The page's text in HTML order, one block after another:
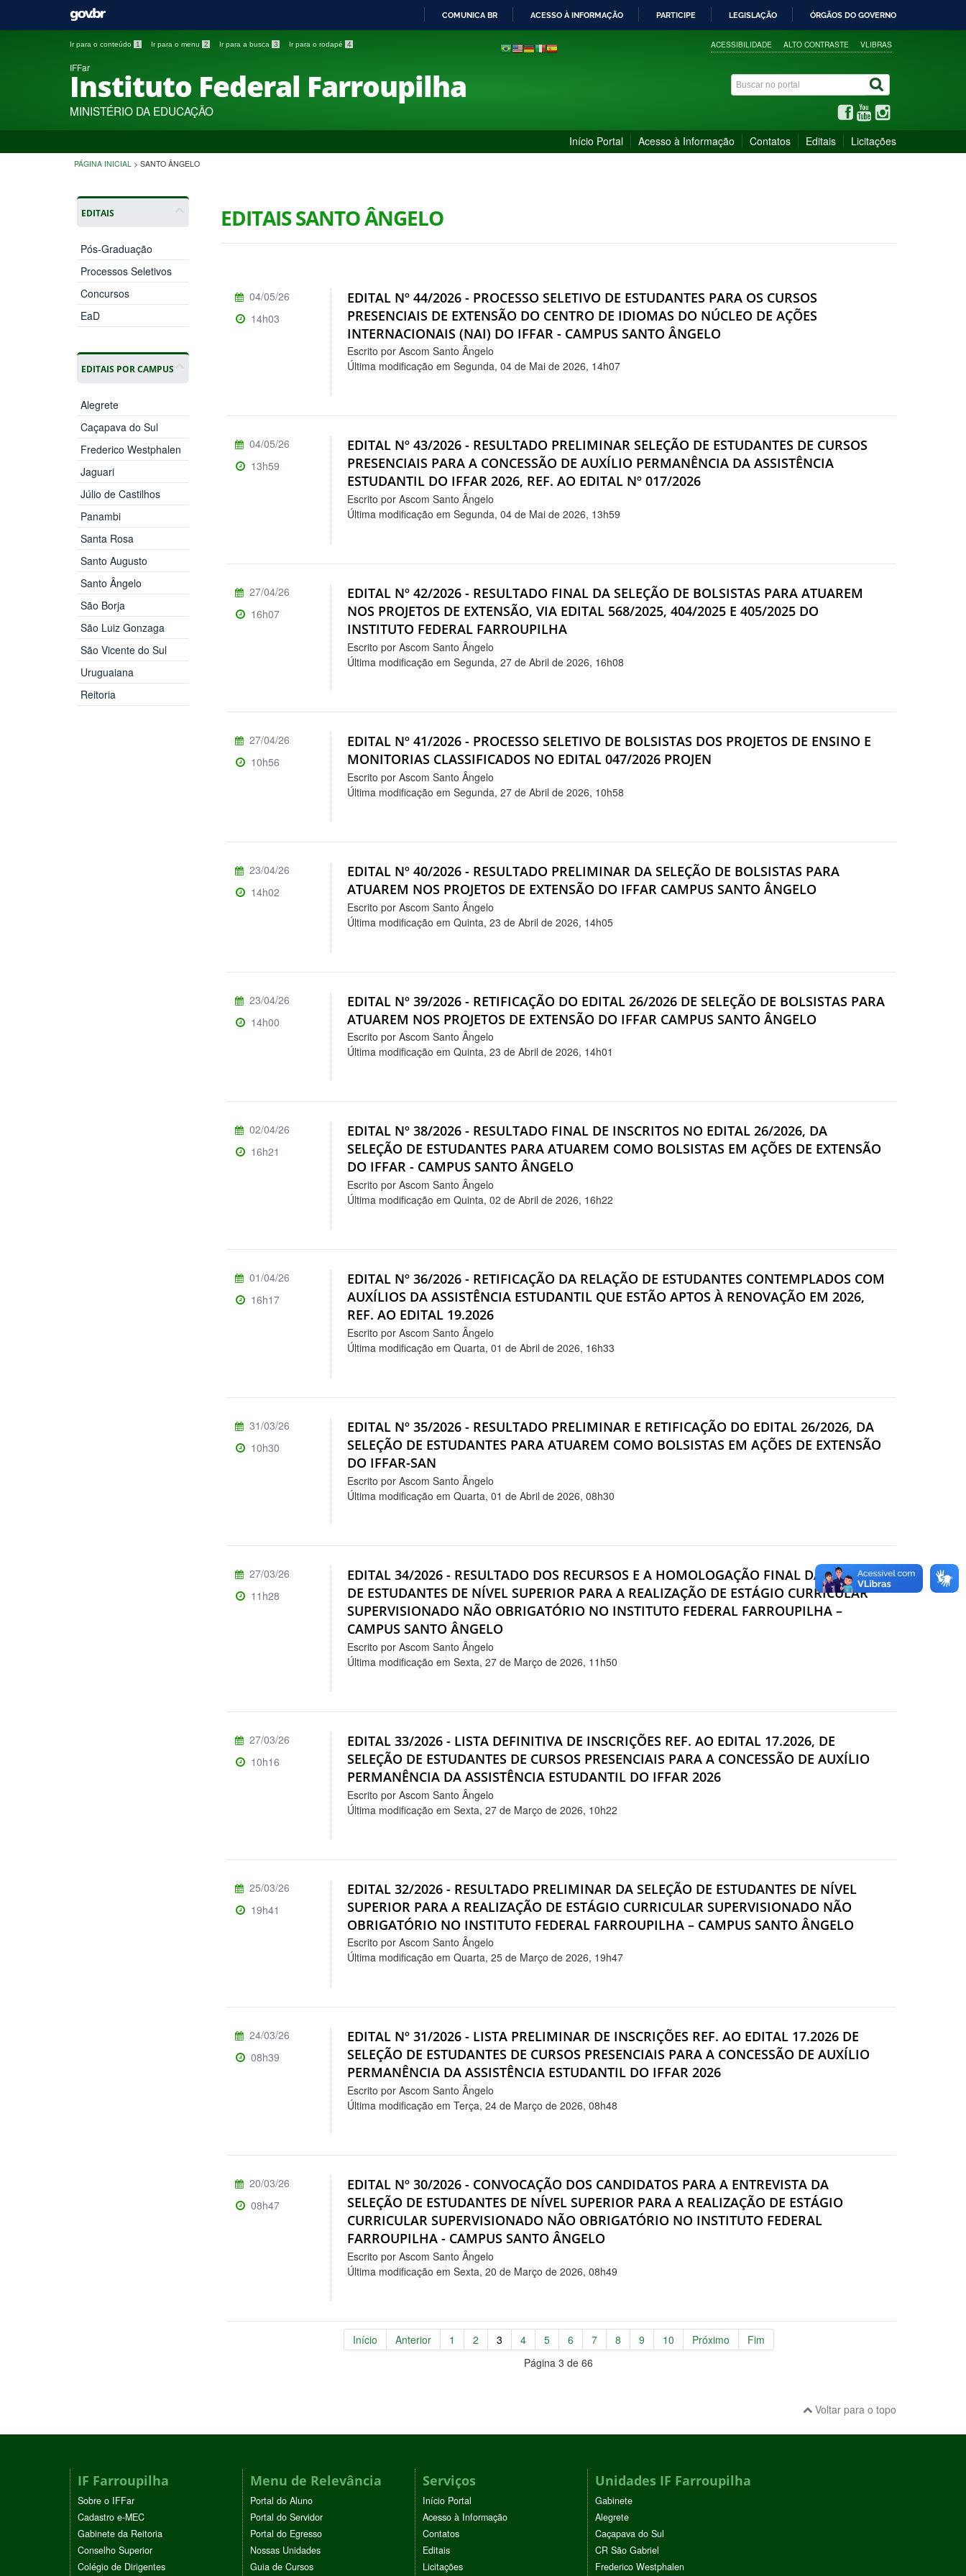
PARA
COMUNICA BR ACESSO À INFORMAÇÃO PARTICIPE LEGISLAÇÃO ÓRGÃOS DO GOVERNO
Ir para o conteúdo 1 Ir para o menu 2 Ir para a busca 3 Ir para o rodapé 4 ACESSIBILIDADE ALTO CONTRASTE VLIBRAS
IFFar
Instituto Federal Farroupilha
MINISTÉRIO DA EDUCAÇÃO
Início Portal Acesso à Informação Contatos Editais Licitações
PÁGINA INICIAL > SANTO ÂNGELO
EDITAIS
Pós-Graduação
Processos Seletivos
Concursos
EaD
EDITAIS POR CAMPUS
Alegrete
Caçapava do Sul
Frederico Westphalen
Jaguari
Júlio de Castilhos
Panambi
Santa Rosa
Santo Augusto
Santo Ângelo
São Borja
São Luiz Gonzaga
São Vicente do Sul
Uruguaiana
Reitoria
EDITAIS SANTO ÂNGELO
EDITAL Nº 44/2026 - PROCESSO SELETIVO DE ESTUDANTES PARA OS CURSOS
PRESENCIAIS DE EXTENSÃO DO CENTRO DE IDIOMAS DO NÚCLEO DE AÇÕES
INTERNACIONAIS (NAI) DO IFFAR - CAMPUS SANTO ÂNGELO
Escrito por Ascom Santo Ângelo
Última modificação em Segunda, 04 de Mai de 2026, 14h07
04/05/26
14h03
EDITAL Nº 43/2026 - RESULTADO PRELIMINAR SELEÇÃO DE ESTUDANTES DE CURSOS
PRESENCIAIS PARA A CONCESSÃO DE AUXÍLIO PERMANÊNCIA DA ASSISTÊNCIA
ESTUDANTIL DO IFFAR 2026, REF. AO EDITAL Nº 017/2026
Escrito por Ascom Santo Ângelo
Última modificação em Segunda, 04 de Mai de 2026, 13h59
04/05/26
13h59
EDITAL Nº 42/2026 - RESULTADO FINAL DA SELEÇÃO DE BOLSISTAS PARA ATUAREM
NOS PROJETOS DE EXTENSÃO, VIA EDITAL 568/2025, 404/2025 E 405/2025 DO
INSTITUTO FEDERAL FARROUPILHA
Escrito por Ascom Santo Ângelo
Última modificação em Segunda, 27 de Abril de 2026, 16h08
27/04/26
16h07
EDITAL Nº 41/2026 - PROCESSO SELETIVO DE BOLSISTAS DOS PROJETOS DE ENSINO E
MONITORIAS CLASSIFICADOS NO EDITAL 047/2026 PROJEN
Escrito por Ascom Santo Ângelo
Última modificação em Segunda, 27 de Abril de 2026, 10h58
27/04/26
10h56
EDITAL Nº 40/2026 - RESULTADO PRELIMINAR DA SELEÇÃO DE BOLSISTAS PARA
ATUAREM NOS PROJETOS DE EXTENSÃO DO IFFAR CAMPUS SANTO ÂNGELO
Escrito por Ascom Santo Ângelo
Última modificação em Quinta, 23 de Abril de 2026, 14h05
23/04/26
14h02
EDITAL Nº 39/2026 - RETIFICAÇÃO DO EDITAL 26/2026 DE SELEÇÃO DE BOLSISTAS PARA
ATUAREM NOS PROJETOS DE EXTENSÃO DO IFFAR CAMPUS SANTO ÂNGELO
Escrito por Ascom Santo Ângelo
Última modificação em Quinta, 23 de Abril de 2026, 14h01
23/04/26
14h00
EDITAL Nº 38/2026 - RESULTADO FINAL DE INSCRITOS NO EDITAL 26/2026, DA
SELEÇÃO DE ESTUDANTES PARA ATUAREM COMO BOLSISTAS EM AÇÕES DE EXTENSÃO
DO IFFAR - CAMPUS SANTO ÂNGELO
Escrito por Ascom Santo Ângelo
Última modificação em Quinta, 02 de Abril de 2026, 16h22
02/04/26
16h21
EDITAL Nº 36/2026 - RETIFICAÇÃO DA RELAÇÃO DE ESTUDANTES CONTEMPLADOS COM
AUXÍLIOS DA ASSISTÊNCIA ESTUDANTIL QUE ESTÃO APTOS À RENOVAÇÃO EM 2026,
REF. AO EDITAL 19.2026
Escrito por Ascom Santo Ângelo
Última modificação em Quarta, 01 de Abril de 2026, 16h33
01/04/26
16h17
EDITAL Nº 35/2026 - RESULTADO PRELIMINAR E RETIFICAÇÃO DO EDITAL 26/2026, DA
SELEÇÃO DE ESTUDANTES PARA ATUAREM COMO BOLSISTAS EM AÇÕES DE EXTENSÃO
DO IFFAR-SAN
Escrito por Ascom Santo Ângelo
Última modificação em Quarta, 01 de Abril de 2026, 08h30
31/03/26
10h30
EDITAL 34/2026 - RESULTADO DOS RECURSOS E A HOMOLOGAÇÃO FINAL DA SELEÇÃO
DE ESTUDANTES DE NÍVEL SUPERIOR PARA A REALIZAÇÃO DE ESTÁGIO CURRICULAR
SUPERVISIONADO NÃO OBRIGATÓRIO NO INSTITUTO FEDERAL FARROUPILHA –
CAMPUS SANTO ÂNGELO
Escrito por Ascom Santo Ângelo
Última modificação em Sexta, 27 de Março de 2026, 11h50
27/03/26
11h28
EDITAL 33/2026 - LISTA DEFINITIVA DE INSCRIÇÕES REF. AO EDITAL 17.2026, DE
SELEÇÃO DE ESTUDANTES DE CURSOS PRESENCIAIS PARA A CONCESSÃO DE AUXÍLIO
PERMANÊNCIA DA ASSISTÊNCIA ESTUDANTIL DO IFFAR 2026
Escrito por Ascom Santo Ângelo
Última modificação em Sexta, 27 de Março de 2026, 10h22
27/03/26
10h16
EDITAL 32/2026 - RESULTADO PRELIMINAR DA SELEÇÃO DE ESTUDANTES DE NÍVEL
SUPERIOR PARA A REALIZAÇÃO DE ESTÁGIO CURRICULAR SUPERVISIONADO NÃO
OBRIGATÓRIO NO INSTITUTO FEDERAL FARROUPILHA – CAMPUS SANTO ÂNGELO
Escrito por Ascom Santo Ângelo
Última modificação em Quarta, 25 de Março de 2026, 19h47
25/03/26
19h41
EDITAL Nº 31/2026 - LISTA PRELIMINAR DE INSCRIÇÕES REF. AO EDITAL 17.2026 DE
SELEÇÃO DE ESTUDANTES DE CURSOS PRESENCIAIS PARA A CONCESSÃO DE AUXÍLIO
PERMANÊNCIA DA ASSISTÊNCIA ESTUDANTIL DO IFFAR 2026
Escrito por Ascom Santo Ângelo
Última modificação em Terça, 24 de Março de 2026, 08h48
24/03/26
08h39
EDITAL Nº 30/2026 - CONVOCAÇÃO DOS CANDIDATOS PARA A ENTREVISTA DA
SELEÇÃO DE ESTUDANTES DE NÍVEL SUPERIOR PARA A REALIZAÇÃO DE ESTÁGIO
CURRICULAR SUPERVISIONADO NÃO OBRIGATÓRIO NO INSTITUTO FEDERAL
FARROUPILHA - CAMPUS SANTO ÂNGELO
Escrito por Ascom Santo Ângelo
Última modificação em Sexta, 20 de Março de 2026, 08h49
20/03/26
08h47
Início Anterior 1 2 3 4 5 6 7 8 9 10 Próximo
Fim
Página 3 de 66
Voltar para o topo
IF Farroupilha
Sobre o IFFar
Cadastro e-MEC
Gabinete da Reitoria
Conselho Superior
Colégio de Dirigentes
Menu de Relevância
Portal do Aluno
Portal do Servidor
Portal do Egresso
Nossas Unidades
Guia de Cursos
Serviços
Início Portal
Acesso à Informação
Contatos
Editais
Licitações
Unidades IF Farroupilha
Gabinete
Alegrete
Caçapava do Sul
CR São Gabriel
Frederico Westphalen